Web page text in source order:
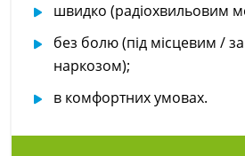
швидко (радіохвильовим
без болю (під місцевим /
наркозом);
в комфортних умовах.